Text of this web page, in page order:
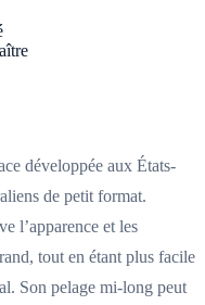
développée aux États-
de petit format.
l’apparence et les
tout en étant plus facile
Son pelage mi-long peut